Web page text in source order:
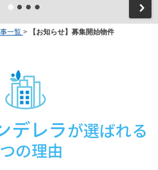
一覧 > 【お知らせ】募集開始物件
デレラが選ばれる
つの理由